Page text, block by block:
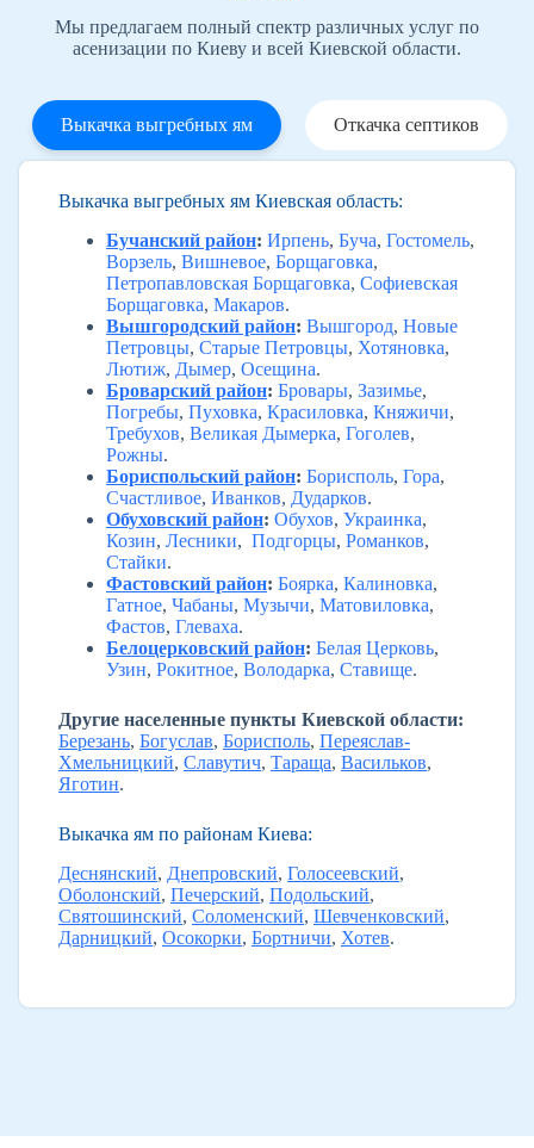
Мы предлагаем полный спектр различных услуг по
асенизации по Киеву и всей Киевской области.
Выкачка выгребных ям Откачка септиков
Выкачка выгребных ям Киевская область:
Бучанский район: Ирпень, Буча, Гостомель,
Ворзель, Вишневое, Борщаговка,
Петропавловская Борщаговка, Софиевская
Борщаговка, Макаров.
Вышгородский район: Вышгород, Новые
Петровцы, Старые Петровцы, Хотяновка,
Лютиж, Дымер, Осещина.
Броварский район: Бровары, Зазимье,
Погребы, Пуховка, Красиловка, Княжичи,
Требухов, Великая Дымерка, Гоголев,
Рожны.
Бориспольский район: Борисполь, Гора,
Счастливое, Иванков, Дударков.
Обуховский район: Обухов, Украинка,
Козин, Лесники, Подгорцы, Романков,
Стайки.
Фастовский район: Боярка, Калиновка,
Гатное, Чабаны, Музычи, Матовиловка,
Фастов, Глеваха.
Белоцерковский район: Белая Церковь,
Узин, Рокитное, Володарка, Ставище.
Другие населенные пункты Киевской области:
Березань, Богуслав, Борисполь, Переяслав-
Хмельницкий, Славутич, Тараща, Васильков,
Яготин.
Выкачка ям по районам Киева:
Деснянский, Днепровский, Голосеевский,
Оболонский, Печерский, Подольский,
Святошинский, Соломенский, Шевченковский,
Дарницкий, Осокорки, Бортничи, Хотев.